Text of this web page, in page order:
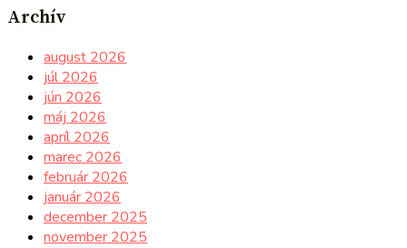
Archív
august 2026
júl 2026
jún 2026
máj 2026
apríl 2026
marec 2026
február 2026
január 2026
december 2025
november 2025